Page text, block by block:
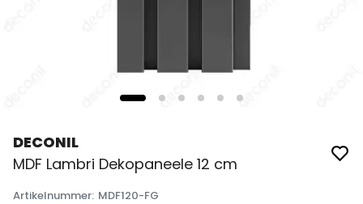
DECONIL
MDF Lambri Dekopaneele 12 cm
Artikelnummer: MDF120-FG